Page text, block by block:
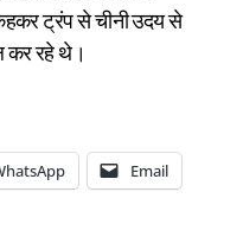
ट्रंप से चीनी उदय से
कर रहे थे।
Email